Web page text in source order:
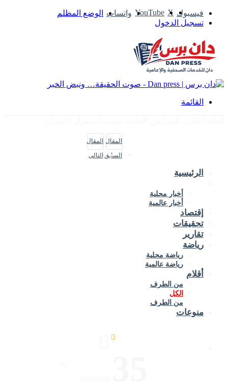
فيسبوك ‫X
‫YouTube واتساب
الوضع المظلم
تسجيل الدخول
القائمة
المقال
السابق
المقال
التالي
الرئيسية
أخبار محلية
أخبار عالمية
إقتصاد
تحقيقات
تقارير
رياضة
رياضة محلية
رياضة عالمية
أقلام
من الطرف
الكل
من الطرف
منوعات